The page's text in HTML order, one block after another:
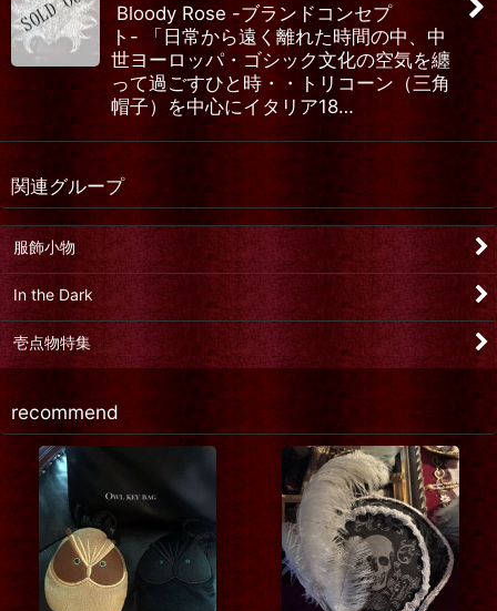
Bloody Rose -ブランドコンセプ
ト- 「日常から遠く離れた時間の中、中
世ヨーロッパ・ゴシック文化の空気を纏
って過ごすひと時・・トリコーン（三角
帽子）を中心にイタリア18…
関連グループ
服飾小物
In the Dark
壱点物特集
recommend